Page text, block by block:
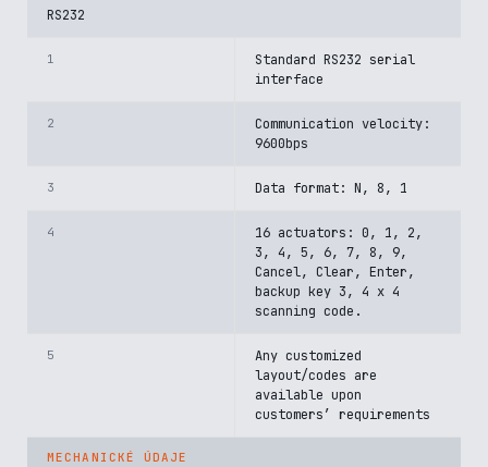
RS232
1
Standard RS232 serial
interface
2
Communication velocity:
9600bps
3 Data format: N, 8, 1
4
16 actuators: 0, 1, 2,
3, 4, 5, 6, 7, 8, 9,
Cancel, Clear, Enter,
backup key 3, 4 x 4
scanning code.
5
Any customized
layout/codes are
available upon
customers’ requirements
MECHANICKÉ ÚDAJE